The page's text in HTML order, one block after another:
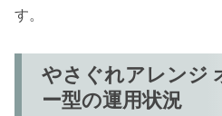
す。
やさぐれアレンジ
ー型の運用状況